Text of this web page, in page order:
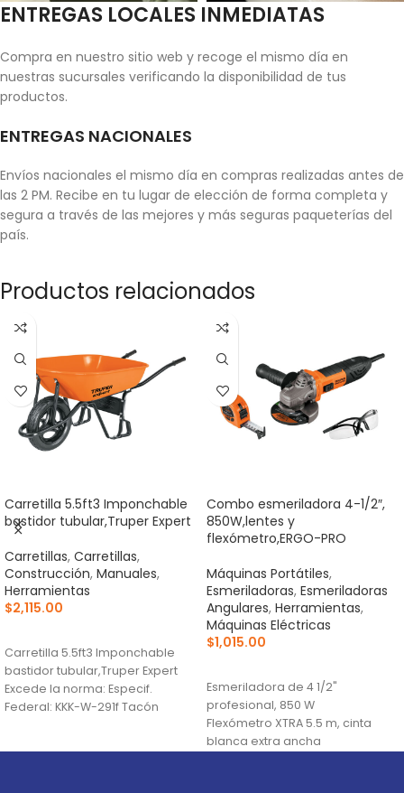
ENTREGAS LOCALES INMEDIATAS
Compra en nuestro sitio web y recoge el mismo día en
nuestras sucursales verificando la disponibilidad de tus
productos.
ENTREGAS NACIONALES
Envíos nacionales el mismo día en compras realizadas antes de
las 2 PM. Recibe en tu lugar de elección de forma completa y
segura a través de las mejores y más seguras paqueterías del
país.
Productos relacionados
Carretilla 5.5ft3 Imponchable
bastidor tubular,Truper Expert
Carretillas, Carretillas,
Construcción, Manuales,
Herramientas
$2,115.00
Carretilla 5.5ft3 Imponchable
bastidor tubular,Truper Expert
Excede la norma: Especif.
Federal: KKK-W-291f Tacón
Combo esmeriladora 4-1/2″,
850W,lentes y
flexómetro,ERGO-PRO
Máquinas Portátiles,
Esmeriladoras, Esmeriladoras
Angulares, Herramientas,
Máquinas Eléctricas
$1,015.00
Esmeriladora de 4 1/2"
profesional, 850 W
Flexómetro XTRA 5.5 m, cinta
blanca extra ancha